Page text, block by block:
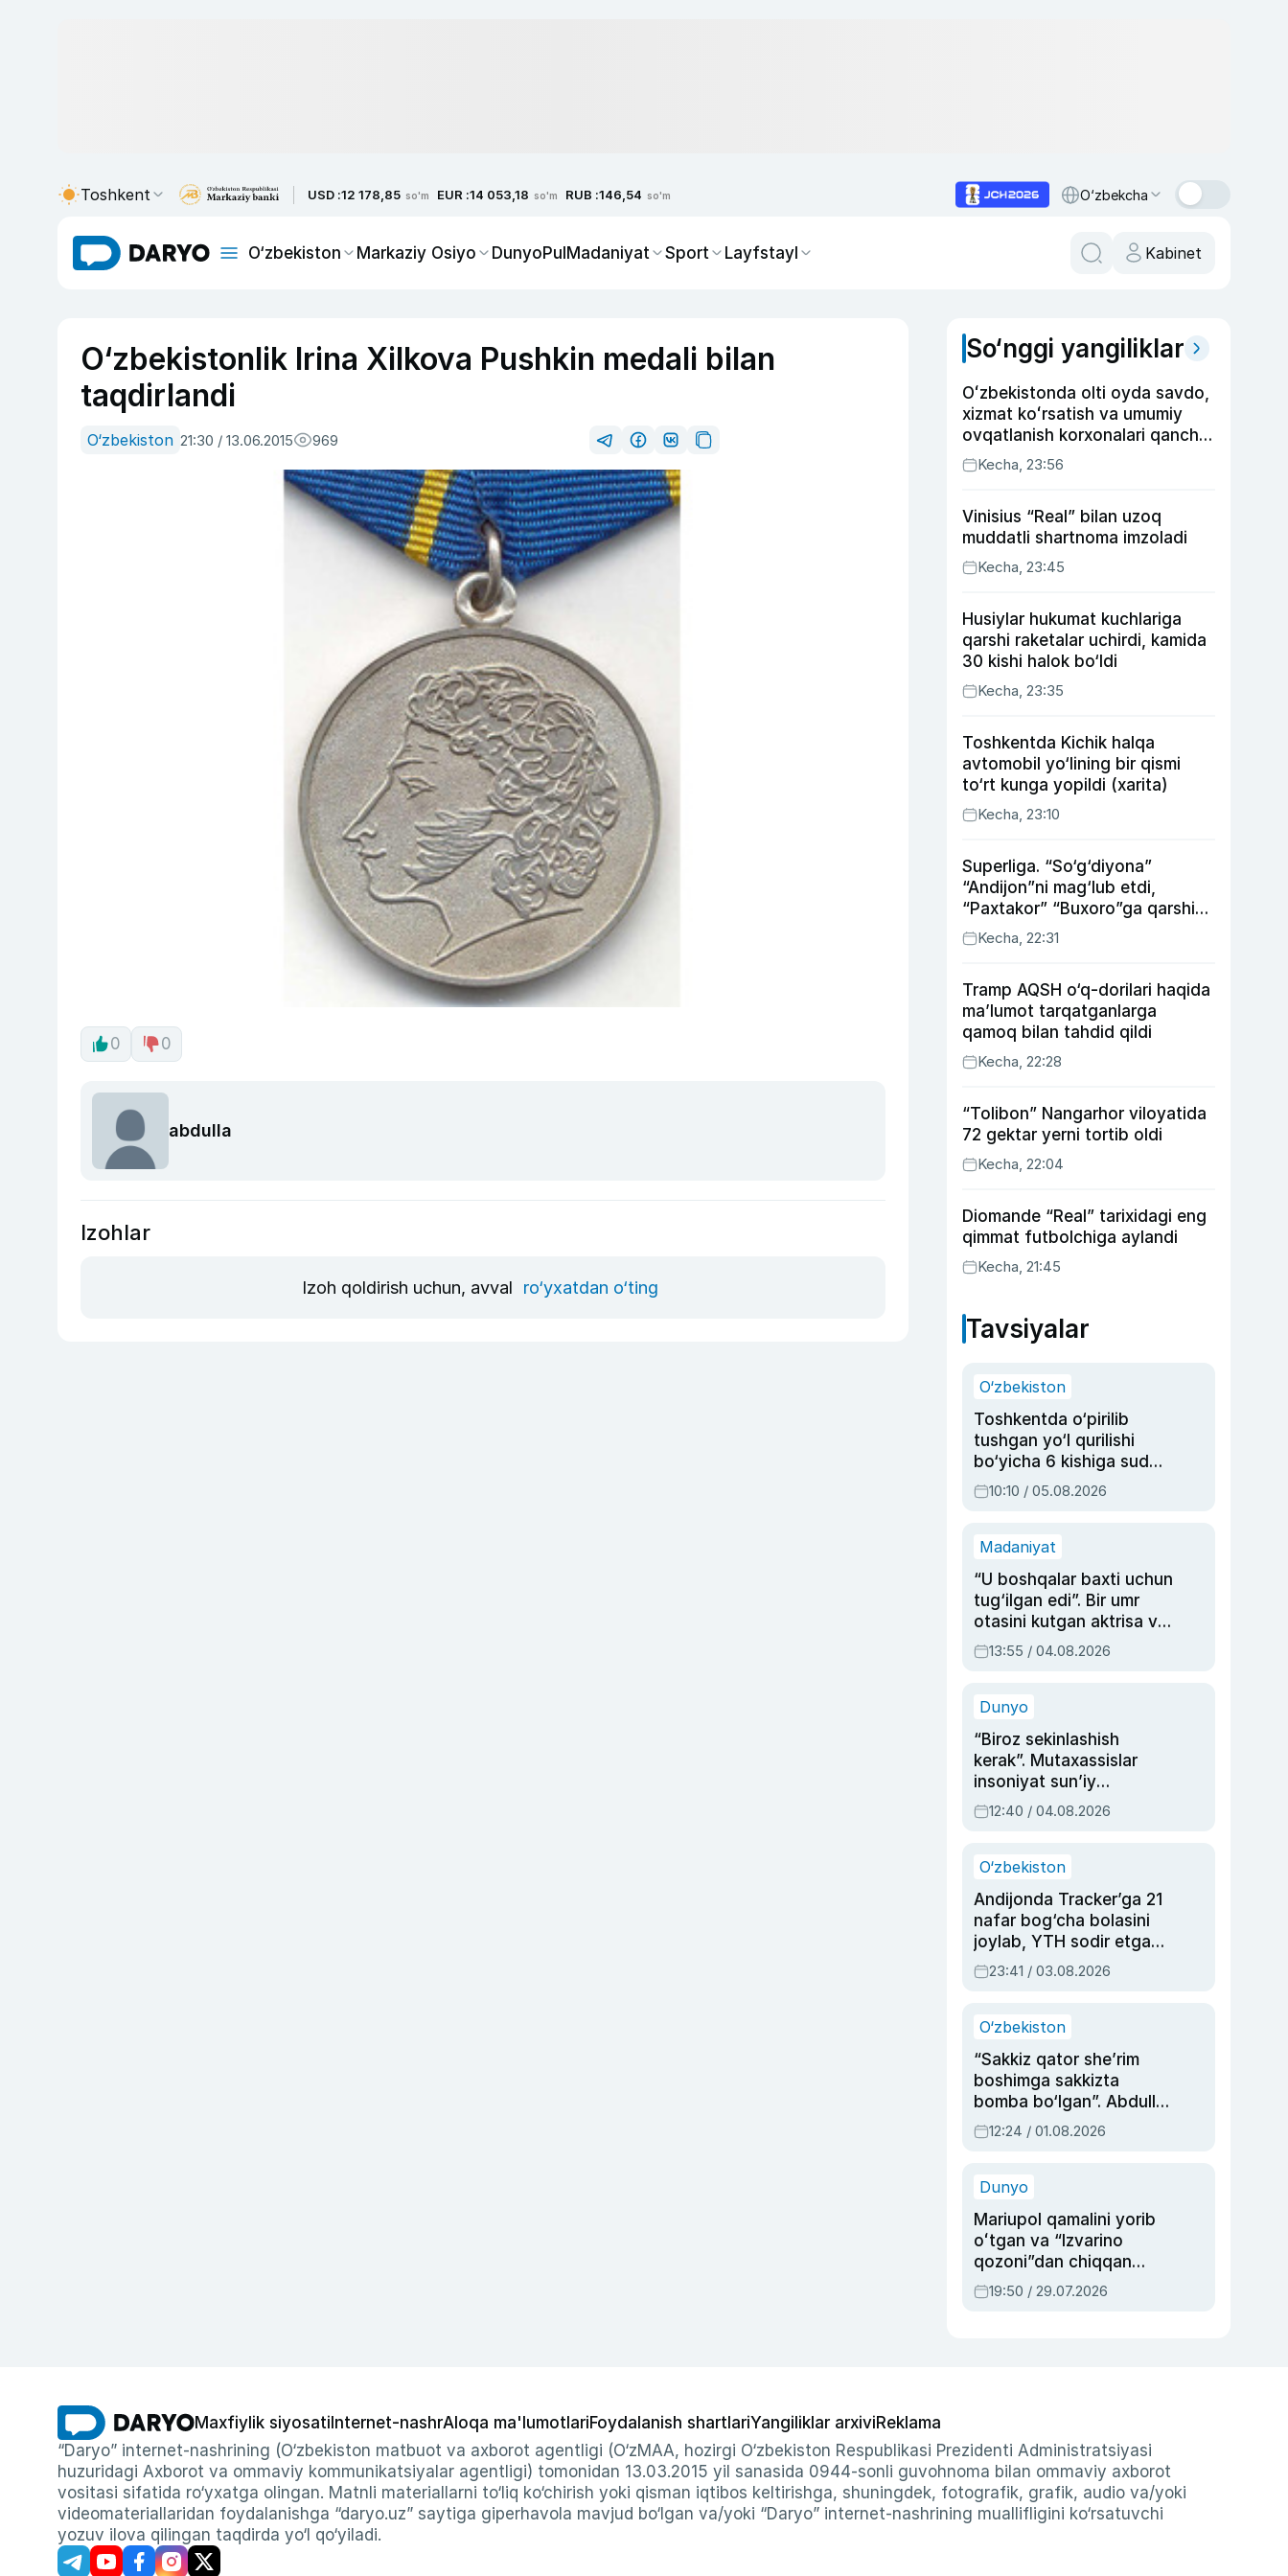
Toshkent USD :12 178,85 so'm EUR :14 053,18 so'm RUB :146,54 so'm O‘zbekcha
O‘zbekiston Markaziy Osiyo DunyoPulMadaniyat Sport Layfstayl Kabinet
O‘zbekistonlik Irina Xilkova Pushkin medali bilan
taqdirlandi
O‘zbekiston 21:30 / 13.06.2015 969
0 0
abdulla
Izohlar
Izoh qoldirish uchun, avval ro‘yxatdan o‘ting
So‘nggi yangiliklar
Oʻzbekistonda olti oyda savdo,
xizmat koʻrsatish va umumiy
ovqatlanish korxonalari qancha
soliq toʻlagani ochiqlandi
Kecha, 23:56
Vinisius “Real” bilan uzoq
muddatli shartnoma imzoladi
Kecha, 23:45
Husiylar hukumat kuchlariga
qarshi raketalar uchirdi, kamida
30 kishi halok bo‘ldi
Kecha, 23:35
Toshkentda Kichik halqa
avtomobil yo‘lining bir qismi
to‘rt kunga yopildi (xarita)
Kecha, 23:10
Superliga. “So‘g‘diyona”
“Andijon”ni mag‘lub etdi,
“Paxtakor” “Buxoro”ga qarshi
bahsda g‘alabani qo‘ldan
chiqardi
Kecha, 22:31
Tramp AQSH o‘q-dorilari haqida
ma’lumot tarqatganlarga
qamoq bilan tahdid qildi
Kecha, 22:28
“Tolibon” Nangarhor viloyatida
72 gektar yerni tortib oldi
Kecha, 22:04
Diomande “Real” tarixidagi eng
qimmat futbolchiga aylandi
Kecha, 21:45
Tavsiyalar
O‘zbekiston
Toshkentda o‘pirilib
tushgan yo‘l qurilishi
bo‘yicha 6 kishiga sud
hukmi o‘qildi
10:10 / 05.08.2026
Madaniyat
“U boshqalar baxti uchun
tug‘ilgan edi”. Bir umr
otasini kutgan aktrisa va
dublyaj ustasi Rimma
Ahmedovaning
13:55 / 04.08.2026
Dunyo
“Biroz sekinlashish
kerak”. Mutaxassislar
insoniyat sun’iy
intellektni boshqara
olmay qolishidan xavotir
12:40 / 04.08.2026
O‘zbekiston
Andijonda Tracker’ga 21
nafar bog‘cha bolasini
joylab, YTH sodir etgan
ayolga sud hukmi o‘qildi
23:41 / 03.08.2026
O‘zbekiston
“Sakkiz qator she’rim
boshimga sakkizta
bomba bo‘lgan”. Abdulla
Oripovni siyosiy
ayblovlardan asrab
12:24 / 01.08.2026
Dunyo
Mariupol qamalini yorib
oʻtgan va “Izvarino
qozoni”dan chiqqan
qahramon — Ukraina
armiyasi bosh
19:50 / 29.07.2026
Maxfiylik siyosati Internet-nashrAloqa ma'lumotlariFoydalanish shartlariYangiliklar arxiviReklama
“Daryo” internet-nashrining (O‘zbekiston matbuot va axborot agentligi (O‘zMAA, hozirgi O‘zbekiston Respublikasi Prezidenti Administratsiyasi
huzuridagi Axborot va ommaviy kommunikatsiyalar agentligi) tomonidan 13.03.2015 yil sanasida 0944-sonli guvohnoma bilan ommaviy axborot
vositasi sifatida ro‘yxatga olingan. Matnli materiallarni to‘liq ko‘chirish yoki qisman iqtibos keltirishga, shuningdek, fotografik, grafik, audio va/yoki
videomateriallaridan foydalanishga “daryo.uz” saytiga giperhavola mavjud bo‘lgan va/yoki “Daryo” internet-nashrining muallifligini ko‘rsatuvchi
yozuv ilova qilingan taqdirda yo‘l qo‘yiladi.